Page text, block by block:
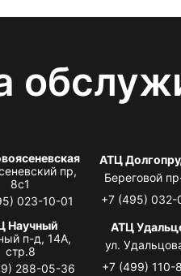
пр,
8с1
023-10-01
АТЦ
Береговой
+7 (495) 032-
Научный
п-д, 14А,
стр.8
288-05-36
АТЦ
ул.
+7 (499) 110-